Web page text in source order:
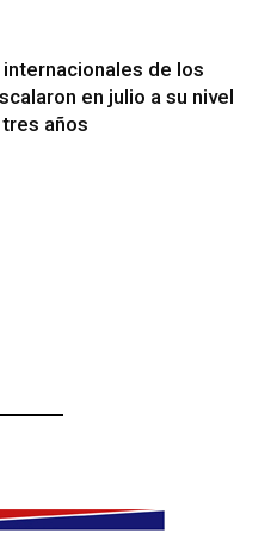
de los
en julio a su nivel
años